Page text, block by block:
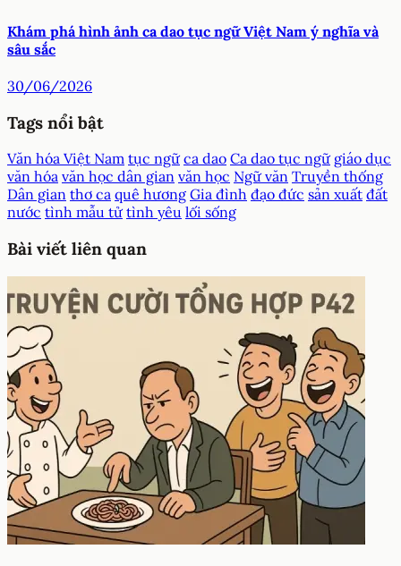
Khám phá hình ảnh ca dao tục ngữ Việt Nam ý nghĩa và
sâu sắc
30/06/2026
Tags nổi bật
Văn hóa Việt Nam tục ngữ ca dao Ca dao tục ngữ giáo dục
văn hóa văn học dân gian văn học Ngữ văn Truyền thống
Dân gian thơ ca quê hương Gia đình đạo đức sản xuất đất
nước tình mẫu tử tình yêu lối sống
Bài viết liên quan